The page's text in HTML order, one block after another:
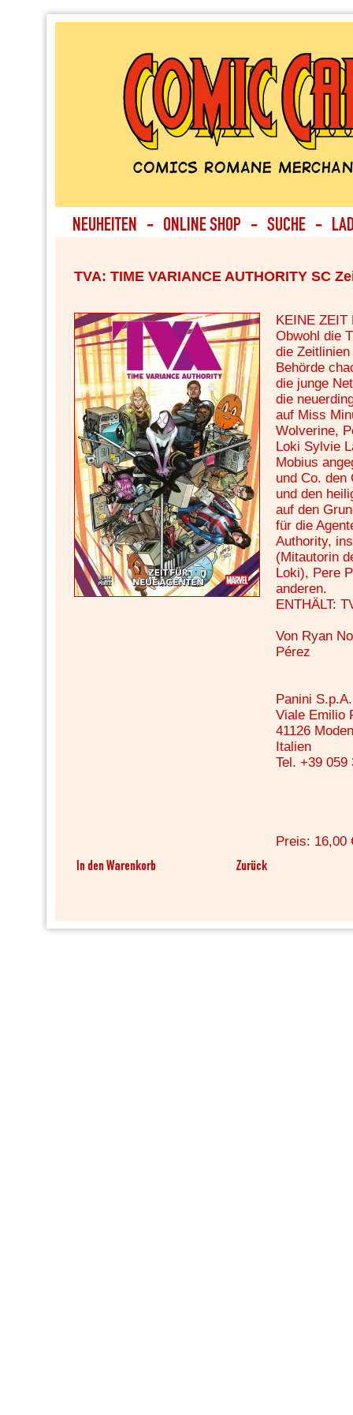
TVA: TIME VARIANCE AUTHORITY SC
KEINE ZEIT
Obwohl die
die
Behörde
die junge
die
auf Miss
Wolverine,
Loki Sylvie
Mobius
und Co. den
und den
auf den
für die
Authority,
(Mitautorin
Loki), Pere
anderen.
ENTHÄLT:
Von Ryan
Pérez
Panini S.p.A.
Viale Emilio
41126
Italien
Tel. +39 059
Preis: 16,00